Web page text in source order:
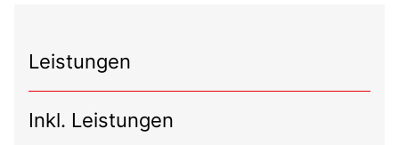
Leistungen
Inkl. Leistungen